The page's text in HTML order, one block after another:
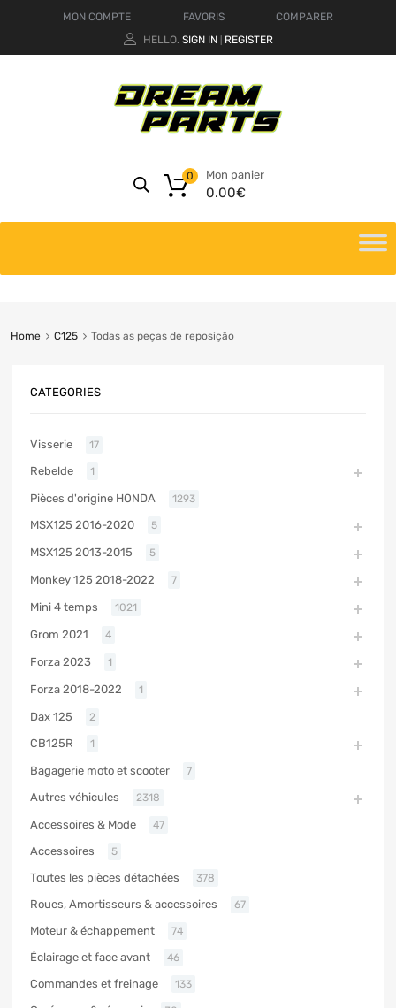
MON COMPTE FAVORIS
COMPARER
HELLO. SIGN IN REGISTER
Mon panier
0.00€
0
Home C125 Todas as peças de reposição
CATEGORIES
Visserie 17
Rebelde 1
Pièces d'origine HONDA 1293
MSX125 2016-2020 5
MSX125 2013-2015 5
Monkey 125 2018-2022 7
Mini 4 temps 1021
Grom 2021 4
Forza 2023 1
Forza 2018-2022 1
Dax 125 2
CB125R 1
Bagagerie moto et scooter 7
Autres véhicules 2318
Accessoires & Mode 47
Accessoires 5
Toutes les pièces détachées 378
Roues, Amortisseurs & accessoires 67
Moteur & échappement 74
Éclairage et face avant 46
Commandes et freinage 133